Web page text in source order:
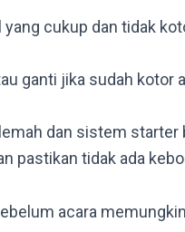
cukup dan tidak
ganti jika sudah kotor
dan sistem starter
pastikan tidak ada
acara